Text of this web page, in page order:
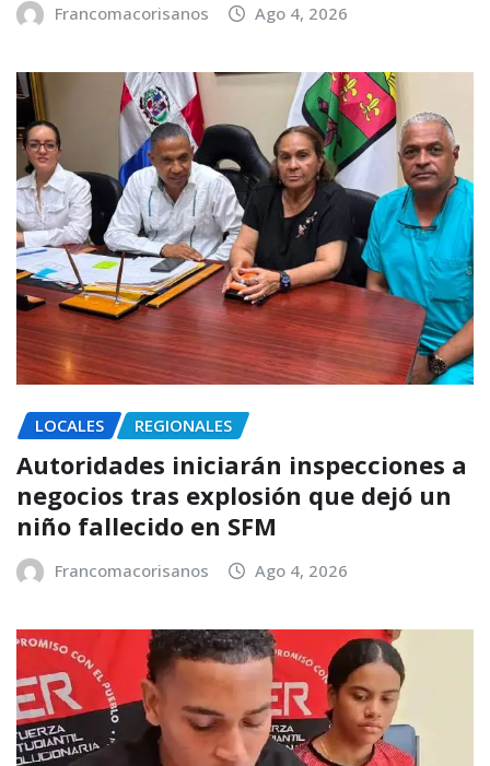
Francomacorisanos Ago 4, 2026
LOCALES REGIONALES
Autoridades iniciarán inspecciones a
negocios tras explosión que dejó un
niño fallecido en SFM
Francomacorisanos Ago 4, 2026